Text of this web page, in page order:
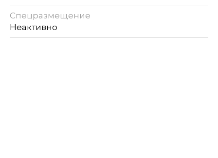
Спецразмещение
Неактивно